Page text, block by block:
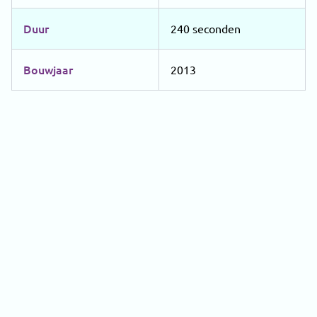
Duur 240 seconden
Bouwjaar 2013